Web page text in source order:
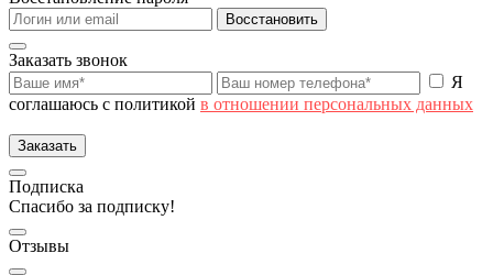
Восстановить
Заказать звонок
Я
соглашаюсь с политикой в отношении персональных данных
Заказать
Подписка
Спасибо за подписку!
Отзывы